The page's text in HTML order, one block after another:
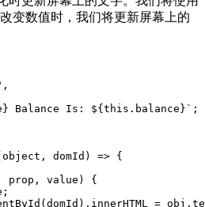
变数值时，我们将更新屏幕上的
Balance Is: ${this.balance}`;
domId) => {
prop, value) {
=